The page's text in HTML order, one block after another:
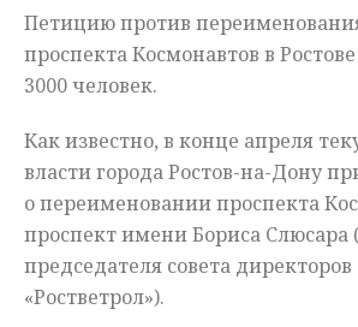
Петицию против
проспекта Космонавтов в
3000 человек.
Как известно, в конце апреля
власти городаРостов-на-Дону
о переименовании проспекта
проспект имени Бориса Слюсара (
председателя совета
«Ростветрол»).